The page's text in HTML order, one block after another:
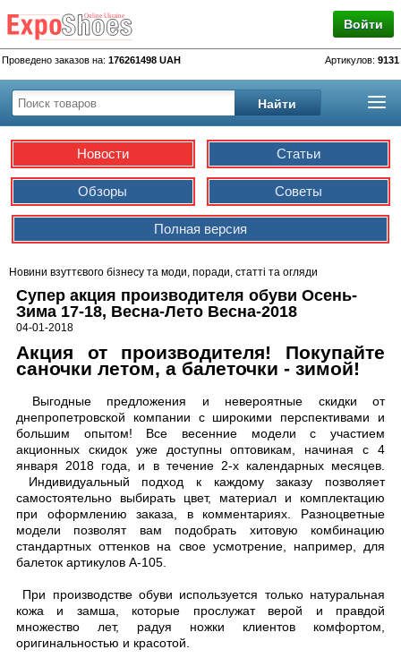
Войти
Проведено заказов на: 176261498 UAH Артикулов: 9131
Новости Статьи
Обзоры Советы
Полная версия
Новини взуттєвого бізнесу та моди, поради, статті та огляди
Супер акция производителя обуви Осень-
Зима 17-18, Весна-Лето Весна-2018
04-01-2018
Акция от производителя! Покупайте
саночки летом, а балеточки - зимой!
Выгодные предложения и невероятные скидки от
днепропетровской компании с широкими перспективами и
большим опытом! Все весенние модели с участием
акционных скидок уже доступны оптовикам, начиная с 4
января 2018 года, и в течение 2-х календарных месяцев.
Индивидуальный подход к каждому заказу позволяет
самостоятельно выбирать цвет, материал и комплектацию
при оформлению заказа, в комментариях. Разноцветные
модели позволят вам подобрать хитовую комбинацию
стандартных оттенков на свое усмотрение, например, для
балеток артикулов А-105.
При производстве обуви используется только натуральная
кожа и замша, которые прослужат верой и правдой
множество лет, радуя ножки клиентов комфортом,
оригинальностью и красотой.